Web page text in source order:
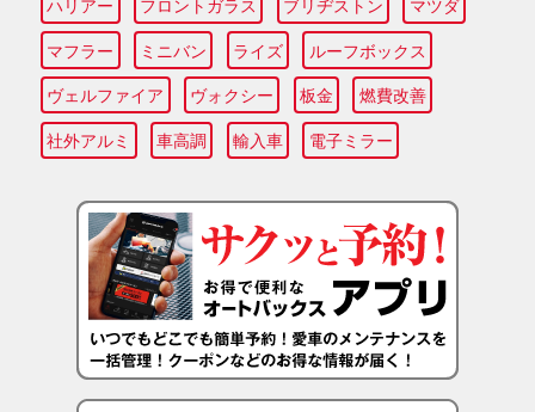
ハリアー フロントガラス ブリヂストン マツダ
マフラー ミニバン ライズ ルーフボックス
ヴェルファイア ヴォクシー 板金 燃費改善
社外アルミ 車高調 輸入車 電子ミラー